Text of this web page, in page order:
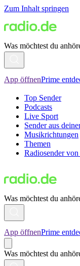
Zum Inhalt springen
Was möchtest du
App öffnenPrime
Top Sender
Podcasts
Live Sport
Sender aus
Musikrichtungen
Themen
Radiosender
Was möchtest du
App öffnenPrime
Was möchtest du